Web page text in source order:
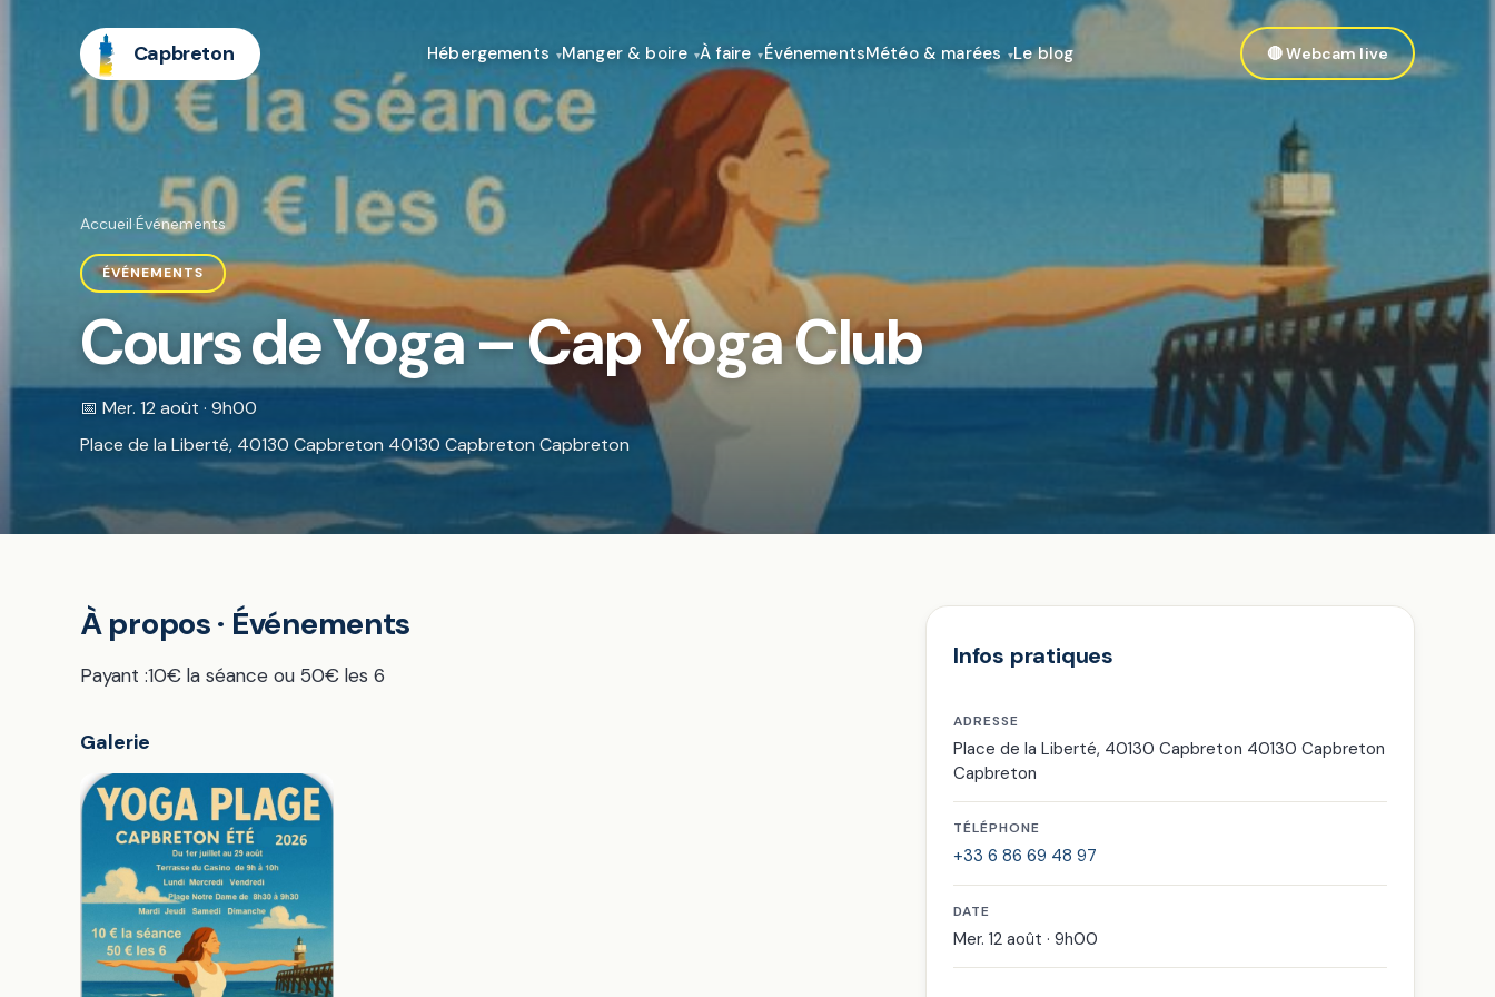
Capbreton Hébergements Manger & boire À faire ÉvénementsMétéo & marées Le blog 🔴 Webcam live
Accueil·Événements
ÉVÉNEMENTS
Cours de Yoga – Cap Yoga Club
📅 Mer. 12 août · 9h00
Place de la Liberté, 40130 Capbreton 40130 Capbreton Capbreton
À propos · Événements
Payant :10€ la séance ou 50€ les 6
Galerie
Infos pratiques
ADRESSE
Place de la Liberté, 40130 Capbreton 40130 Capbreton
Capbreton
TÉLÉPHONE
+33 6 86 69 48 97
DATE
Mer. 12 août · 9h00